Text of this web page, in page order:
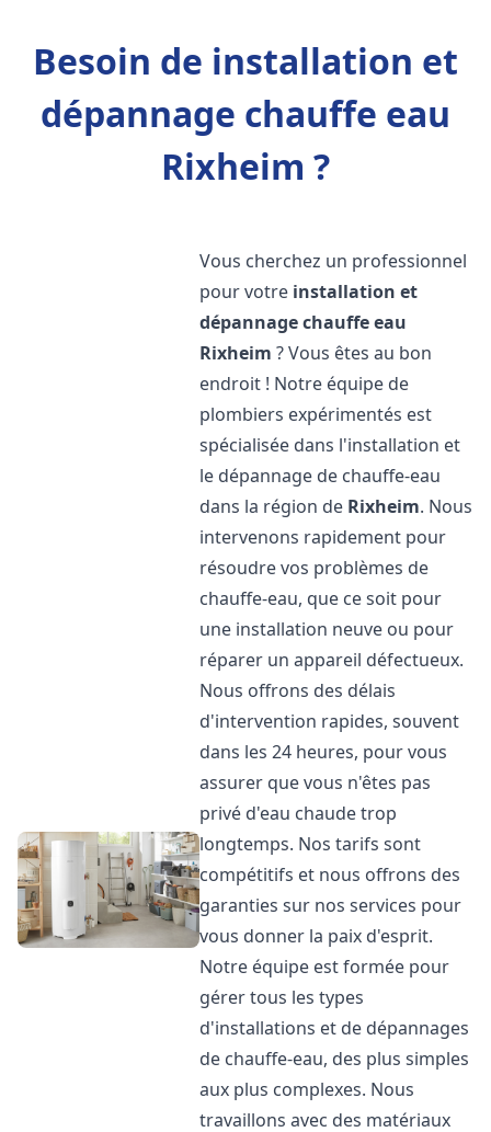
Besoin de installation et
dépannage chauffe eau
Rixheim ?
Vous cherchez un professionnel
pour votre installation et
dépannage chauffe eau
Rixheim ? Vous êtes au bon
endroit ! Notre équipe de
plombiers expérimentés est
spécialisée dans l'installation et
le dépannage de chauffe-eau
dans la région de Rixheim. Nous
intervenons rapidement pour
résoudre vos problèmes de
chauffe-eau, que ce soit pour
une installation neuve ou pour
réparer un appareil défectueux.
Nous offrons des délais
d'intervention rapides, souvent
dans les 24 heures, pour vous
assurer que vous n'êtes pas
privé d'eau chaude trop
longtemps. Nos tarifs sont
compétitifs et nous offrons des
garanties sur nos services pour
vous donner la paix d'esprit.
Notre équipe est formée pour
gérer tous les types
d'installations et de dépannages
de chauffe-eau, des plus simples
aux plus complexes. Nous
travaillons avec des matériaux